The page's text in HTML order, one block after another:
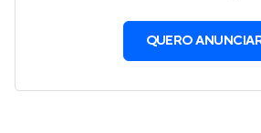
QUERO